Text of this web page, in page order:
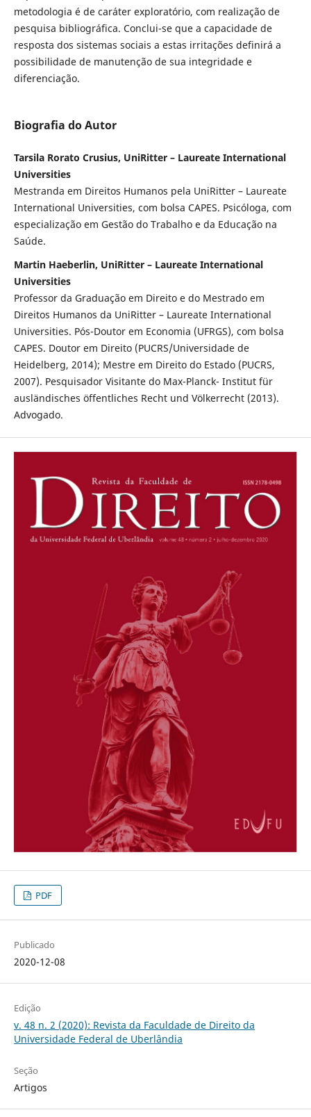
metodologia é de caráter exploratório, com realização de
pesquisa bibliográfica. Conclui-se que a capacidade de
resposta dos sistemas sociais a estas irritações definirá a
possibilidade de manutenção de sua integridade e
diferenciação.
Biografia do Autor
Tarsila Rorato Crusius, UniRitter – Laureate International
Universities
Mestranda em Direitos Humanos pela UniRitter – Laureate
International Universities, com bolsa CAPES. Psicóloga, com
especialização em Gestão do Trabalho e da Educação na
Saúde.
Martin Haeberlin, UniRitter – Laureate International
Universities
Professor da Graduação em Direito e do Mestrado em
Direitos Humanos da UniRitter – Laureate International
Universities. Pós-Doutor em Economia (UFRGS), com bolsa
CAPES. Doutor em Direito (PUCRS/Universidade de
Heidelberg, 2014); Mestre em Direito do Estado (PUCRS,
2007). Pesquisador Visitante do Max-Planck- Institut für
ausländisches öffentliches Recht und Völkerrecht (2013).
Advogado.
PDF
Publicado
2020-12-08
Edição
v. 48 n. 2 (2020): Revista da Faculdade de Direito da
Universidade Federal de Uberlândia
Seção
Artigos